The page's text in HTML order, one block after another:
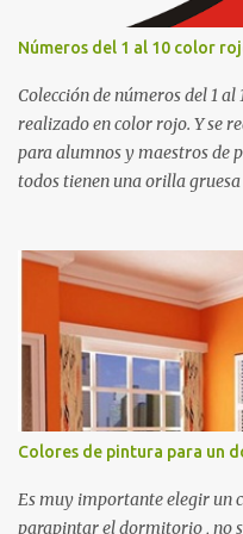
Números del 1 al 10 color
Colección de números del 1
realizado en color rojo. Y se
para alumnos y maestros de
todos tienen una orilla gruesa
matemáticos, para decorar
otras cosas.
Colores de pintura para un
Es muy importante elegir un
parapintar el dormitorio , no